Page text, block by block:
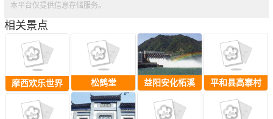
本平台仅提供信息存储服务。
相关景点
摩西欢乐世界 松鹤堂 益阳安化柘溪 平和县高寨村